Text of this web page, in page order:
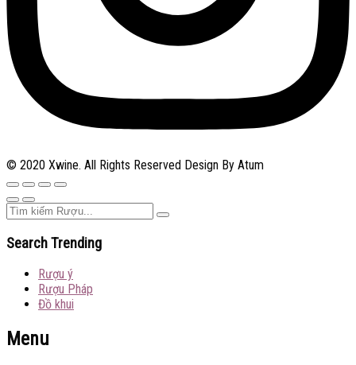
© 2020 Xwine. All Rights Reserved Design By Atum
Search Trending
Rượu ý
Rượu Pháp
Đồ khui
Menu